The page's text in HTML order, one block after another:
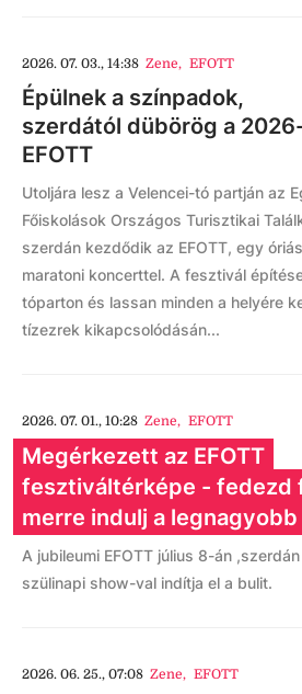
2026. 07. 03., 14:38 Zene, EFOTT
Épülnek a színpadok,
szerdától dübörög a
EFOTT
Utoljára lesz a Velencei-tó partján az
Főiskolások Országos Turisztikai
szerdán kezdődik az EFOTT, egy
maratoni koncerttel. A fesztivál
tóparton és lassan minden a helyére
tízezrek kikapcsolódásán...
2026. 07. 01., 10:28 Zene, EFOTT
Megérkezett az EFOTT
fesztiváltérképe - fedezd
merre indulj a
A jubileumi EFOTT július 8-án
szülinapi show-val indítja el a bulit.
2026. 06. 25., 07:08 Zene, EFOTT